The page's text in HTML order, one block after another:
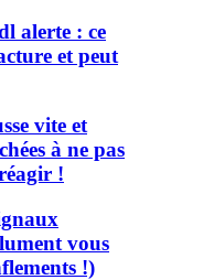
alerte : ce
et peut
vite et
à ne pas
!
vous
!)